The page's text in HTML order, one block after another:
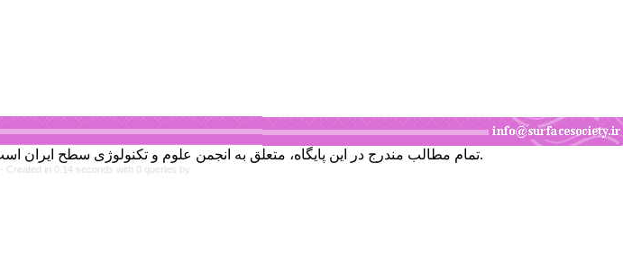
تمام مطالب مندرج در این پایگاه، متعلق به انجمن علوم و تکنولوژی سطح ایران است و برداشت قسمتی یا همه مطالب، بدون اجازه کتبی از انجمن، جایز نمی‌باشد.
- Created in 0.14 seconds with 0 queries by